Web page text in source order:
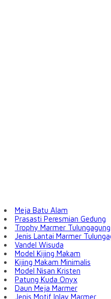
Meja Batu Alam
Prasasti Peresmian Gedung
Trophy Marmer Tulungagung
Jenis Lantai Marmer
Vandel Wisuda
Model Kijing Makam
Kijing Makam Minimalis
Model Nisan Kristen
Patung Kuda Onyx
Daun Meja Marmer
Jenis Motif Inlay Marmer